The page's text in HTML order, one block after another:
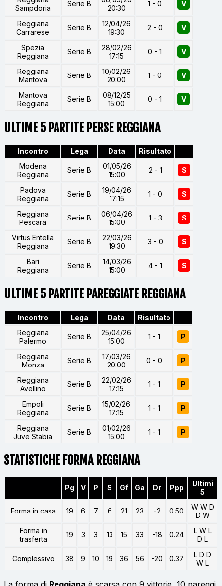
Sampdoria
Serie B
20:30
1 - 0 V
Reggiana
Carrarese
Serie B
12/04/26
19:30
2 - 0 V
Spezia
Reggiana
Serie B
28/02/26
17:15
0 - 1 V
Reggiana
Mantova
Serie B
10/02/26
20:00
1 - 0 V
Mantova
Reggiana
Serie B
08/12/25
15:00
0 - 1 V
ULTIME 5 PARTITE PERSE REGGIANA
Incontro Lega Data
Risultato
Modena
Reggiana
Serie B
01/05/26
15:00
2 - 1 S
Padova
Reggiana
Serie B
19/04/26
17:15
1 - 0 S
Reggiana
Pescara
Serie B
06/04/26
15:00
1 - 3 S
Virtus Entella
Reggiana
Serie B
22/03/26
19:30
3 - 0 S
Bari
Reggiana
Serie B
14/03/26
15:00
4 - 1 S
ULTIME 5 PARTITE PAREGGIATE REGGIANA
Incontro Lega Data
Risultato
Reggiana
Palermo
Serie B
25/04/26
15:00
1 - 1 P
Reggiana
Monza
Serie B
17/03/26
20:00
0 - 0 P
Reggiana
Avellino
Serie B
22/02/26
17:15
1 - 1 P
Empoli
Reggiana
Serie B
15/02/26
17:15
1 - 1 P
Reggiana
Juve Stabia
Serie B
01/02/26
15:00
1 - 1 P
STATISTICHE FORMA REGGIANA
Pg V P S Gf Ga Dr Ppp
Ultimi
5
Forma in casa 19 6 7 6 21 23 -2 0.50
W W D
D W
Forma in
trasferta
19 3 3 13 15 33 -18 0.24
L W L
D L
Complessivo 38 9 10 19 36 56 -20 0.37
L D D
W L